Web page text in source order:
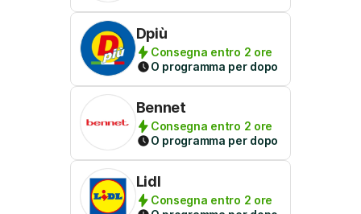
Dpiù
Consegna entro 2 ore
O programma per dopo
Bennet
Consegna entro 2 ore
O programma per dopo
Lidl
Consegna entro 2 ore